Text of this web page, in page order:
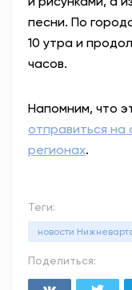
песни. По
10 утра и
часов.
Напомним, что
отправиться на
регионах.
Теги:
новости
Поделиться: